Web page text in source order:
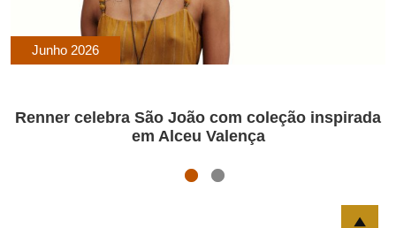
Junho 2026
Renner celebra São João com coleção inspirada
em Alceu Valença